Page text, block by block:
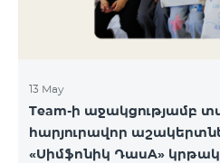
13 May
Team-ի աջակցությամբ
հարյուրավոր
«Սիմֆոնիկ ԴասA»